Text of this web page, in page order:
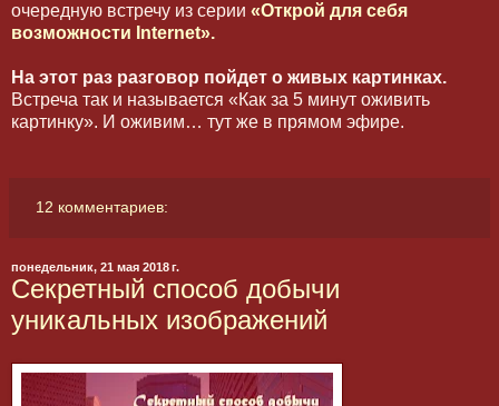
очередную встречу из серии «Открой для себя
возможности Internet».
На этот раз разговор пойдет о живых картинках.
Встреча так и называется «Как за 5 минут оживить
картинку». И оживим… тут же в прямом эфире.
12 комментариев:
понедельник, 21 мая 2018 г.
Секретный способ добычи
уникальных изображений